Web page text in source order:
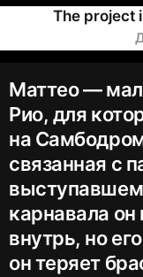
The project
Маттео —
Рио, для
на
связанная с
выступавшем
карнавала он
внутрь, но
он теряет